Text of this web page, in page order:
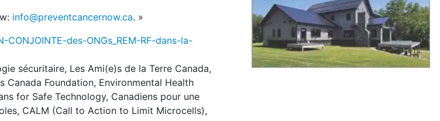
info@preventcancernow.ca. »
des-ONGs_REM-RF-dans-la-
sécuritaire, Les Ami(e)s de la Terre Canada,
Canada Foundation, Environmental Health
for Safe Technology, Canadiens pour une
CALM (Call to Action to Limit Microcells),